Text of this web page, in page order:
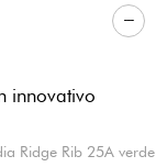
innovativo
Ridge Rib 25A verde